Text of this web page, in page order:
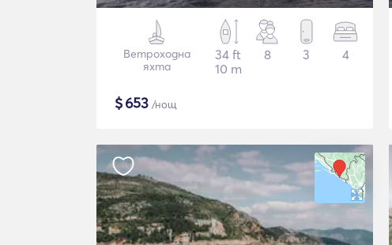
Ветроходна
яхта
34 ft
10 m
8 3 4
$653 /нощ